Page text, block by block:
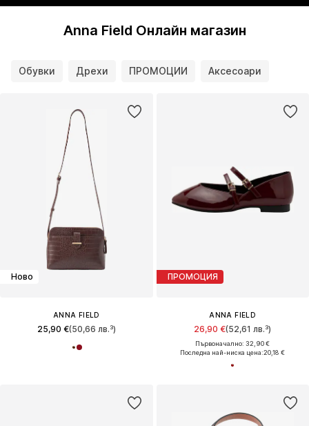
Anna Field Онлайн магазин
Обувки Дрехи ПРОМОЦИИ Аксесоари
Ново
ANNA FIELD
25,90 €(50,66 лв.³)
ПРОМОЦИЯ
ANNA FIELD
26,90 €(52,61 лв.³)
Първоначално: 32,90 €
Последна най-ниска цена:20,18 €